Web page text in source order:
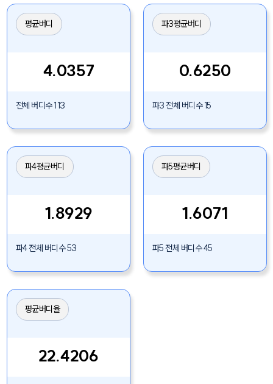
평균버디
4.0357
전체 버디수 113
파3평균버디
0.6250
파3 전체 버디수 15
파4평균버디
1.8929
파4 전체 버디수 53
파5평균버디
1.6071
파5 전체 버디수 45
평균버디율
22.4206